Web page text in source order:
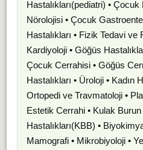
Hastalıkları(pediatri) •
Nörolojisi • Çocuk
Hastalıkları • Fizik Tedavi ve
Kardiyoloji • Göğüs
Çocuk Cerrahisi • Göğüs
Hastalıkları • Üroloji • Kadın
Ortopedi ve Travmatoloji •
Estetik Cerrahi • Kulak
Hastalıkları(KBB) •
Mamografi • Mikrobiyoloji •